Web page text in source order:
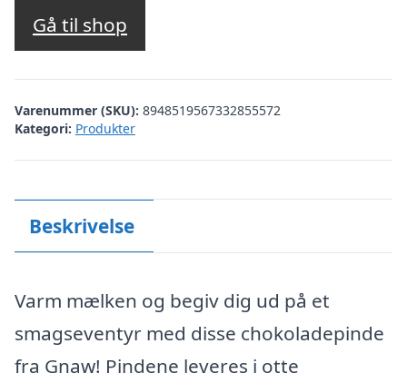
Gå til shop
Varenummer (SKU): 8948519567332855572
Kategori: Produkter
Beskrivelse
Varm mælken og begiv dig ud på et
smagseventyr med disse chokoladepinde
fra Gnaw! Pindene leveres i otte